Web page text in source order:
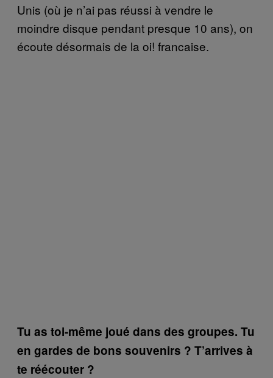
Unis (où je n’ai pas réussi à vendre le
moindre disque pendant presque 10 ans), on
écoute désormais de la oi! francaise.
Tu as toi-même joué dans des groupes. Tu
en gardes de bons souvenirs ? T’arrives à
te réécouter ?